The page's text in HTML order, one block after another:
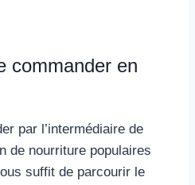
commander en
par l’intermédiaire de
de nourriture populaires
suffit de parcourir le